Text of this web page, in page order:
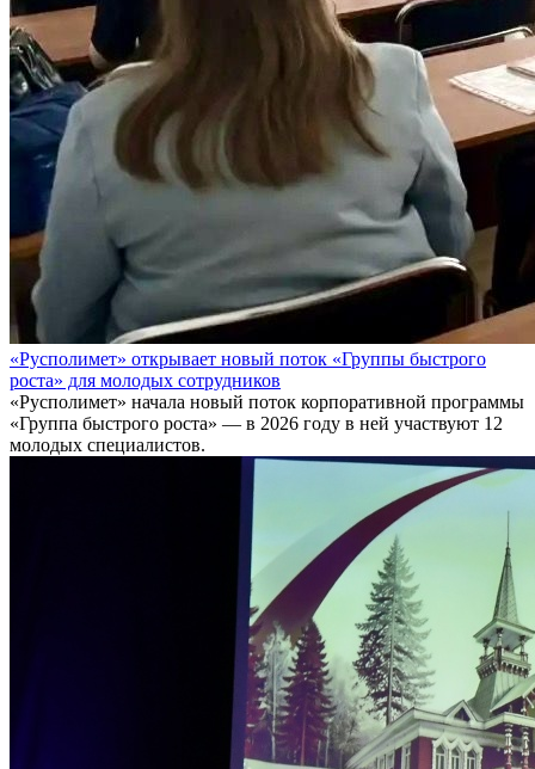
«Русполимет» открывает новый поток «Группы быстрого
роста» для молодых сотрудников
«Русполимет» начала новый поток корпоративной программы
«Группа быстрого роста» — в 2026 году в ней участвуют 12
молодых специалистов.